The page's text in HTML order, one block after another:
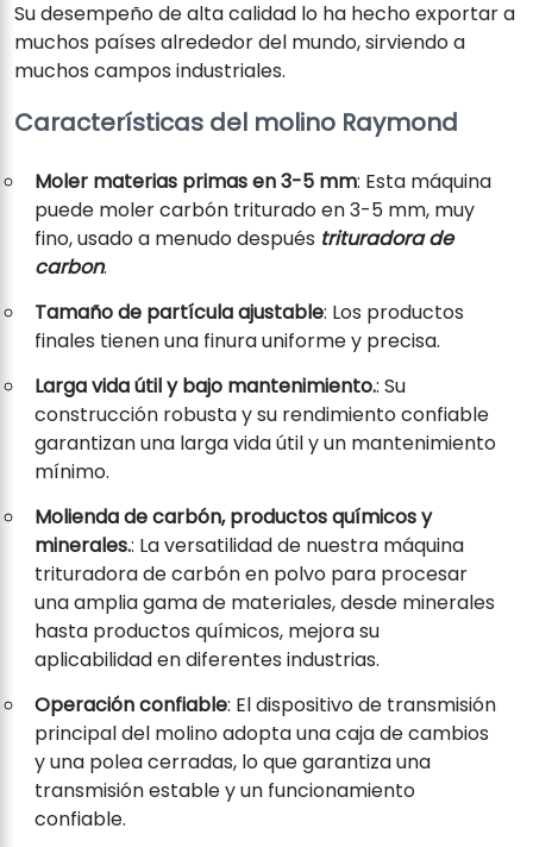
Su desempeño de alta calidad lo ha hecho exportar a
muchos países alrededor del mundo, sirviendo a
muchos campos industriales.
Características del molino Raymond
Moler materias primas en 3-5 mm: Esta máquina
puede moler carbón triturado en 3-5 mm, muy
fino, usado a menudo después trituradora de
carbon.
Tamaño de partícula ajustable: Los productos
finales tienen una finura uniforme y precisa.
Larga vida útil y bajo mantenimiento.: Su
construcción robusta y su rendimiento confiable
garantizan una larga vida útil y un mantenimiento
mínimo.
Molienda de carbón, productos químicos y
minerales.: La versatilidad de nuestra máquina
trituradora de carbón en polvo para procesar
una amplia gama de materiales, desde minerales
hasta productos químicos, mejora su
aplicabilidad en diferentes industrias.
Operación confiable: El dispositivo de transmisión
principal del molino adopta una caja de cambios
y una polea cerradas, lo que garantiza una
transmisión estable y un funcionamiento
confiable.